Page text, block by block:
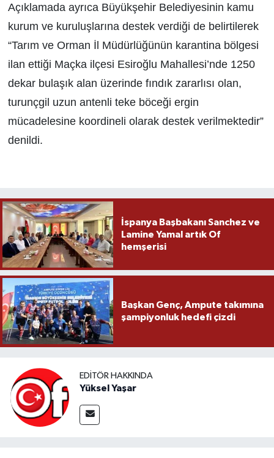
Açıklamada ayrıca Büyükşehir Belediyesinin kamu
kurum ve kuruluşlarına destek verdiği de belirtilerek
“Tarım ve Orman İl Müdürlüğünün karantina bölgesi
ilan ettiği Maçka ilçesi Esiroğlu Mahallesi’nde 1250
dekar bulaşık alan üzerinde fındık zararlısı olan,
turunçgil uzun antenli teke böceği ergin
mücadelesine koordineli olarak destek verilmektedir”
denildi.
İspanya Başbakanı Sanchez ve
Lamine Yamal artık Of
hemşerisi
Başkan Genç, Ampute takımına
şampiyonluk hedefi çizdi
EDITÖR HAKKINDA
Yüksel Yaşar